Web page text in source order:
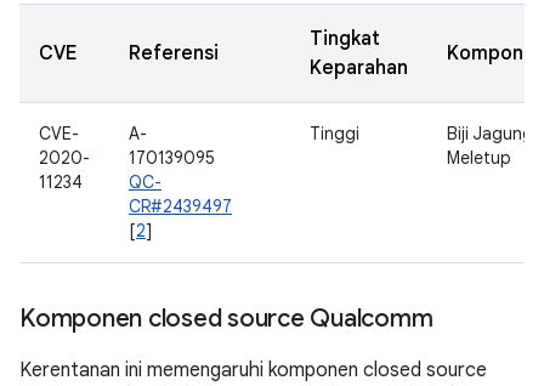
CVE Referensi
Tingkat
Keparahan
CVE-
2020-
11234
A-
170139095
QC-
CR#2439497
[2]
Tinggi
Biji Jagung
Meletup
Komponen closed source Qualcomm
Kerentanan ini memengaruhi komponen closed source